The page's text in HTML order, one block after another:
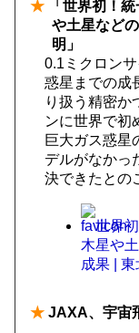
★ 「世界初！
や土星など
明」
0.1ミクロン
惑星までの成
り扱う精密か
ンに世界で初
巨大ガス惑星
デルがなかっ
決できたとの
世界
木星や
成果 |
★ JAXA、宇宙